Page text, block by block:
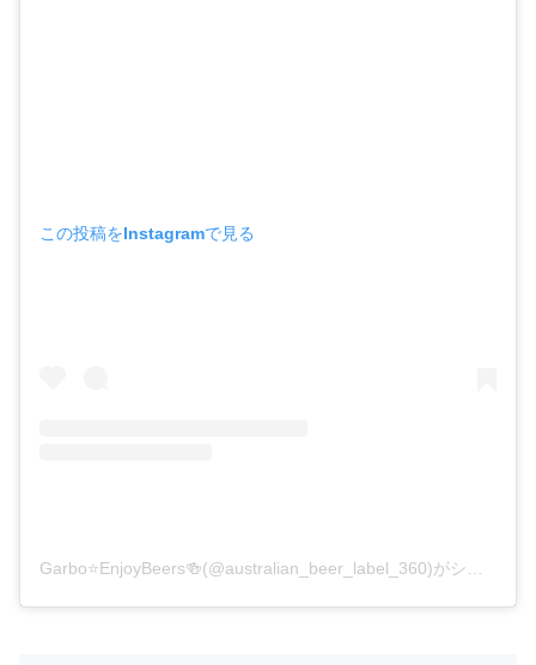
この投稿をInstagramで見る
Garbo⭐️EnjoyBeers🍻(@australian_beer_label_360)がシェアした投稿